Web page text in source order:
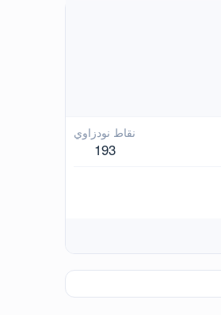
نقاط نودزاوي
193